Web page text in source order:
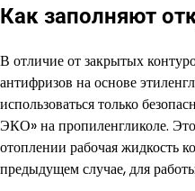
Как заполняют
В отличие от закрытых
антифризов на основе
использоваться только
ЭКО» на пропиленгликоле.
отоплении рабочая жидкость
предыдущем случае, для